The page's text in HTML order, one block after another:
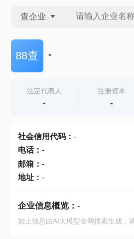
查企业
查企业
查产地
88查 -
法定代表人
-
注册资本
-
社会信用代码： -
电话： -
邮箱： -
地址： -
企业信息概览： -
如上信息由AI大模型全网搜索生成，